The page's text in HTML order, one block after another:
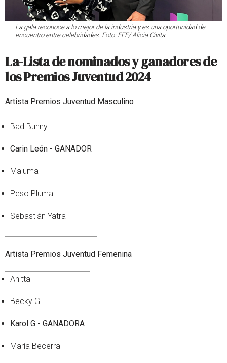
La gala reconoce a lo mejor de la industria y es una oportunidad de
encuentro entre celebridades. Foto: EFE/ Alicia Civita
La-Lista de nominados y ganadores de
los Premios Juventud 2024
Artista Premios Juventud Masculino
Bad Bunny
Carin León - GANADOR
Maluma
Peso Pluma
Sebastián Yatra
Artista Premios Juventud Femenina
Anitta
Becky G
Karol G - GANADORA
María Becerra